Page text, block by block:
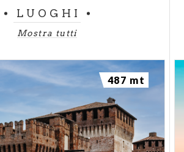
LUOGHI
Mostra tutti
487 mt